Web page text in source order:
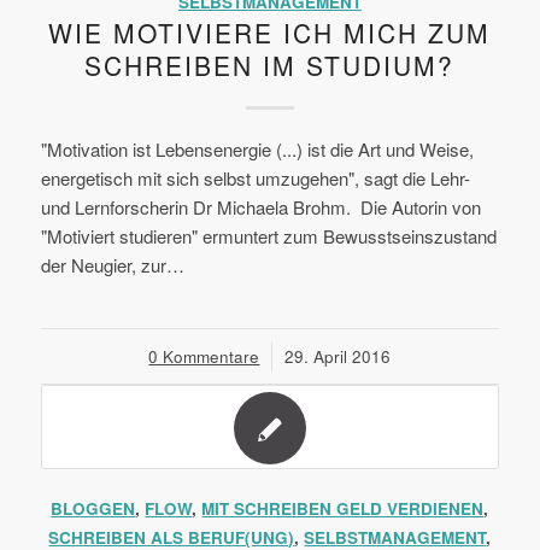
WIE MOTIVIERE ICH MICH ZUM
SCHREIBEN IM STUDIUM?
"Motivation ist Lebensenergie (...) ist die Art und Weise,
energetisch mit sich selbst umzugehen", sagt die Lehr-
und Lernforscherin Dr Michaela Brohm. Die Autorin von
"Motiviert studieren" ermuntert zum Bewusstseinszustand
der Neugier, zur…
0 Kommentare
/ 29. April 2016
BLOGGEN, FLOW, MIT SCHREIBEN GELD VERDIENEN,
SCHREIBEN ALS BERUF(UNG),SELBSTMANAGEMENT,